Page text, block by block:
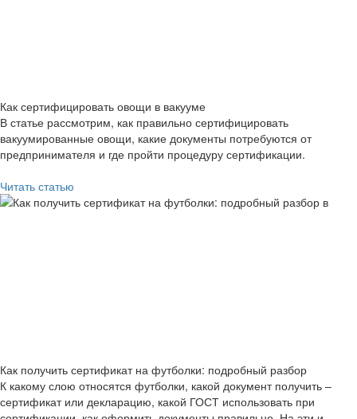
Как сертифицировать овощи в вакууме
В статье рассмотрим, как правильно сертифицировать
вакуумированные овощи, какие документы потребуются от
предпринимателя и где пройти процедуру сертификации.
Читать статью
Как получить сертификат на футболки: подробный разбор
К какому слою относятся футболки, какой документ получить –
сертификат или декларацию, какой ГОСТ использовать при